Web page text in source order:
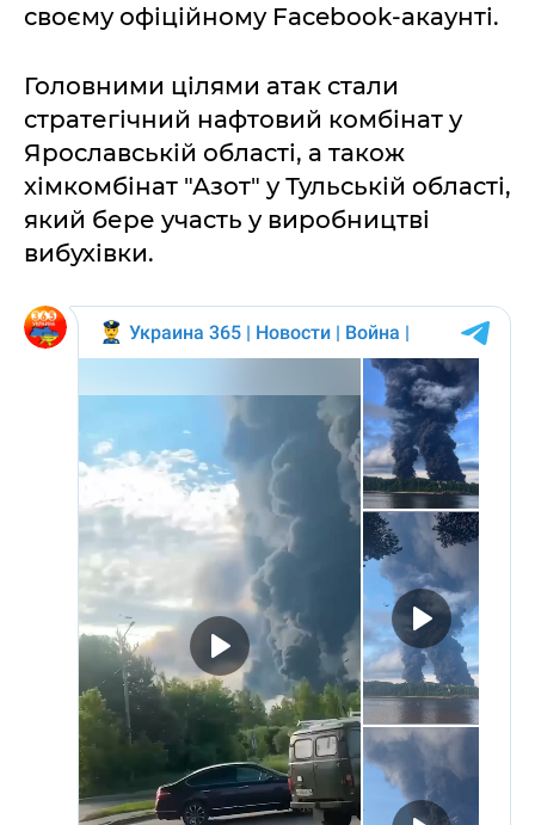
своєму офіційному Facebook-акаунті.
Головними цілями атак стали
стратегічний нафтовий комбінат у
Ярославській області, а також
хімкомбінат "Азот" у Тульській області,
який бере участь у виробництві
вибухівки.